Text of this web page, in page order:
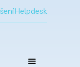
Helpdesk